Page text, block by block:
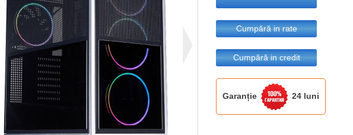
Cumpără in rate
Cumpără in credit
Garanție 24 luni